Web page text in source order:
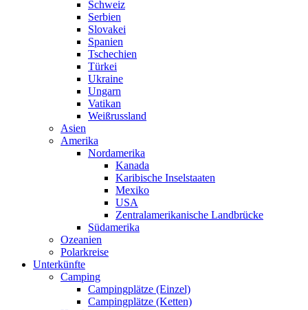
Schweiz
Serbien
Slovakei
Spanien
Tschechien
Türkei
Ukraine
Ungarn
Vatikan
Weißrussland
Asien
Amerika
Nordamerika
Kanada
Karibische Inselstaaten
Mexiko
USA
Zentralamerikanische Landbrücke
Südamerika
Ozeanien
Polarkreise
Unterkünfte
Camping
Campingplätze (Einzel)
Campingplätze (Ketten)